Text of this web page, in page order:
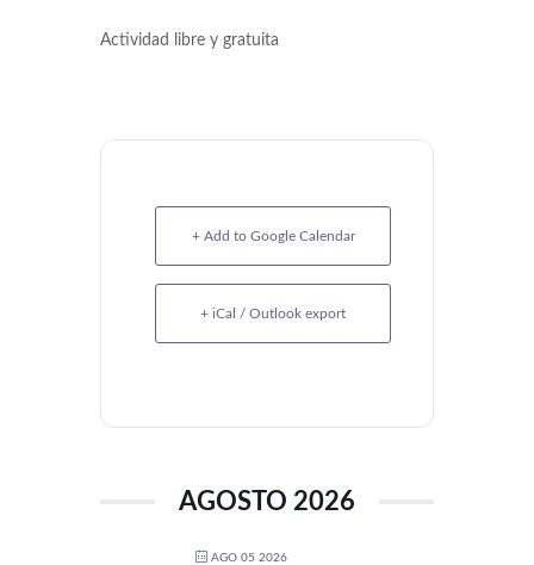
Actividad libre y gratuita
+ Add to Google Calendar
+ iCal / Outlook export
AGOSTO 2026
AGO 05 2026